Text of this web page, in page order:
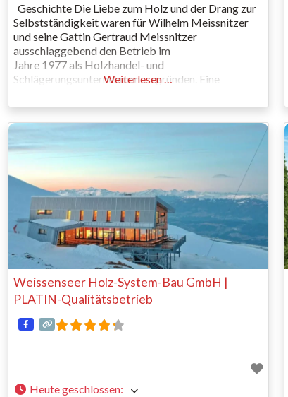
Geschichte Die Liebe zum Holz und der Drang zur
Selbstständigkeit waren für Wilhelm Meissnitzer
und seine Gattin Gertraud Meissnitzer
ausschlaggebend den Betrieb im
Jahre 1977 als Holzhandel- und
Schlägerungsunternehmen zu gründen. Eine
wirtschaftlicher Strategien sowie engagierter
Mitarbeiter führten uns zu einer besonders
beginnt unsere Verarbeitungskette „Vom Wald bis
zum fertigen Haus.“ Verschiedene
Holzbringungsanlagen
Weiterlesen …
Weissenseer Holz-System-Bau GmbH |
PLATIN-Qualitätsbetrieb
Heute geschlossen: